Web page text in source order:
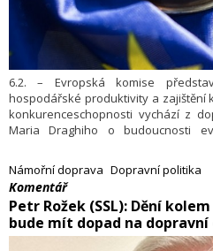
6.2. – Evropská komise
hospodářské produktivity a zajištění
konkurenceschop­nosti vychází z
Maria Draghiho o budoucnosti
konkurenceschop­nosti v příštích
obsažená ve zprávě do konkrétních
prosperitu EU.
Námořní doprava Dopravní politika
Komentář
​Petr Rožek (SSL): Dění
bude mít dopad na